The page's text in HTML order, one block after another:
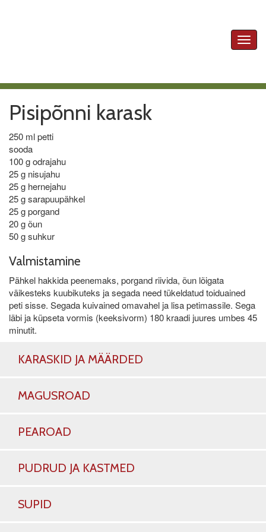
Pisipõnni karask
250 ml petti
sooda
100 g odrajahu
25 g nisujahu
25 g hernejahu
25 g sarapuupähkel
25 g porgand
20 g õun
50 g suhkur
Valmistamine
Pähkel hakkida peenemaks, porgand riivida, õun lõigata
väikesteks kuubikuteks ja segada need tükeldatud toiduained
peti sisse. Segada kuivained omavahel ja lisa petimassile. Sega
läbi ja küpseta vormis (keeksivorm) 180 kraadi juures umbes 45
minutit.
KARASKID JA MÄÄRDED
MAGUSROAD
PEAROAD
PUDRUD JA KASTMED
SUPID